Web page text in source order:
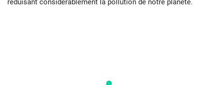
réduisant considérablement la pollution de notre planète.